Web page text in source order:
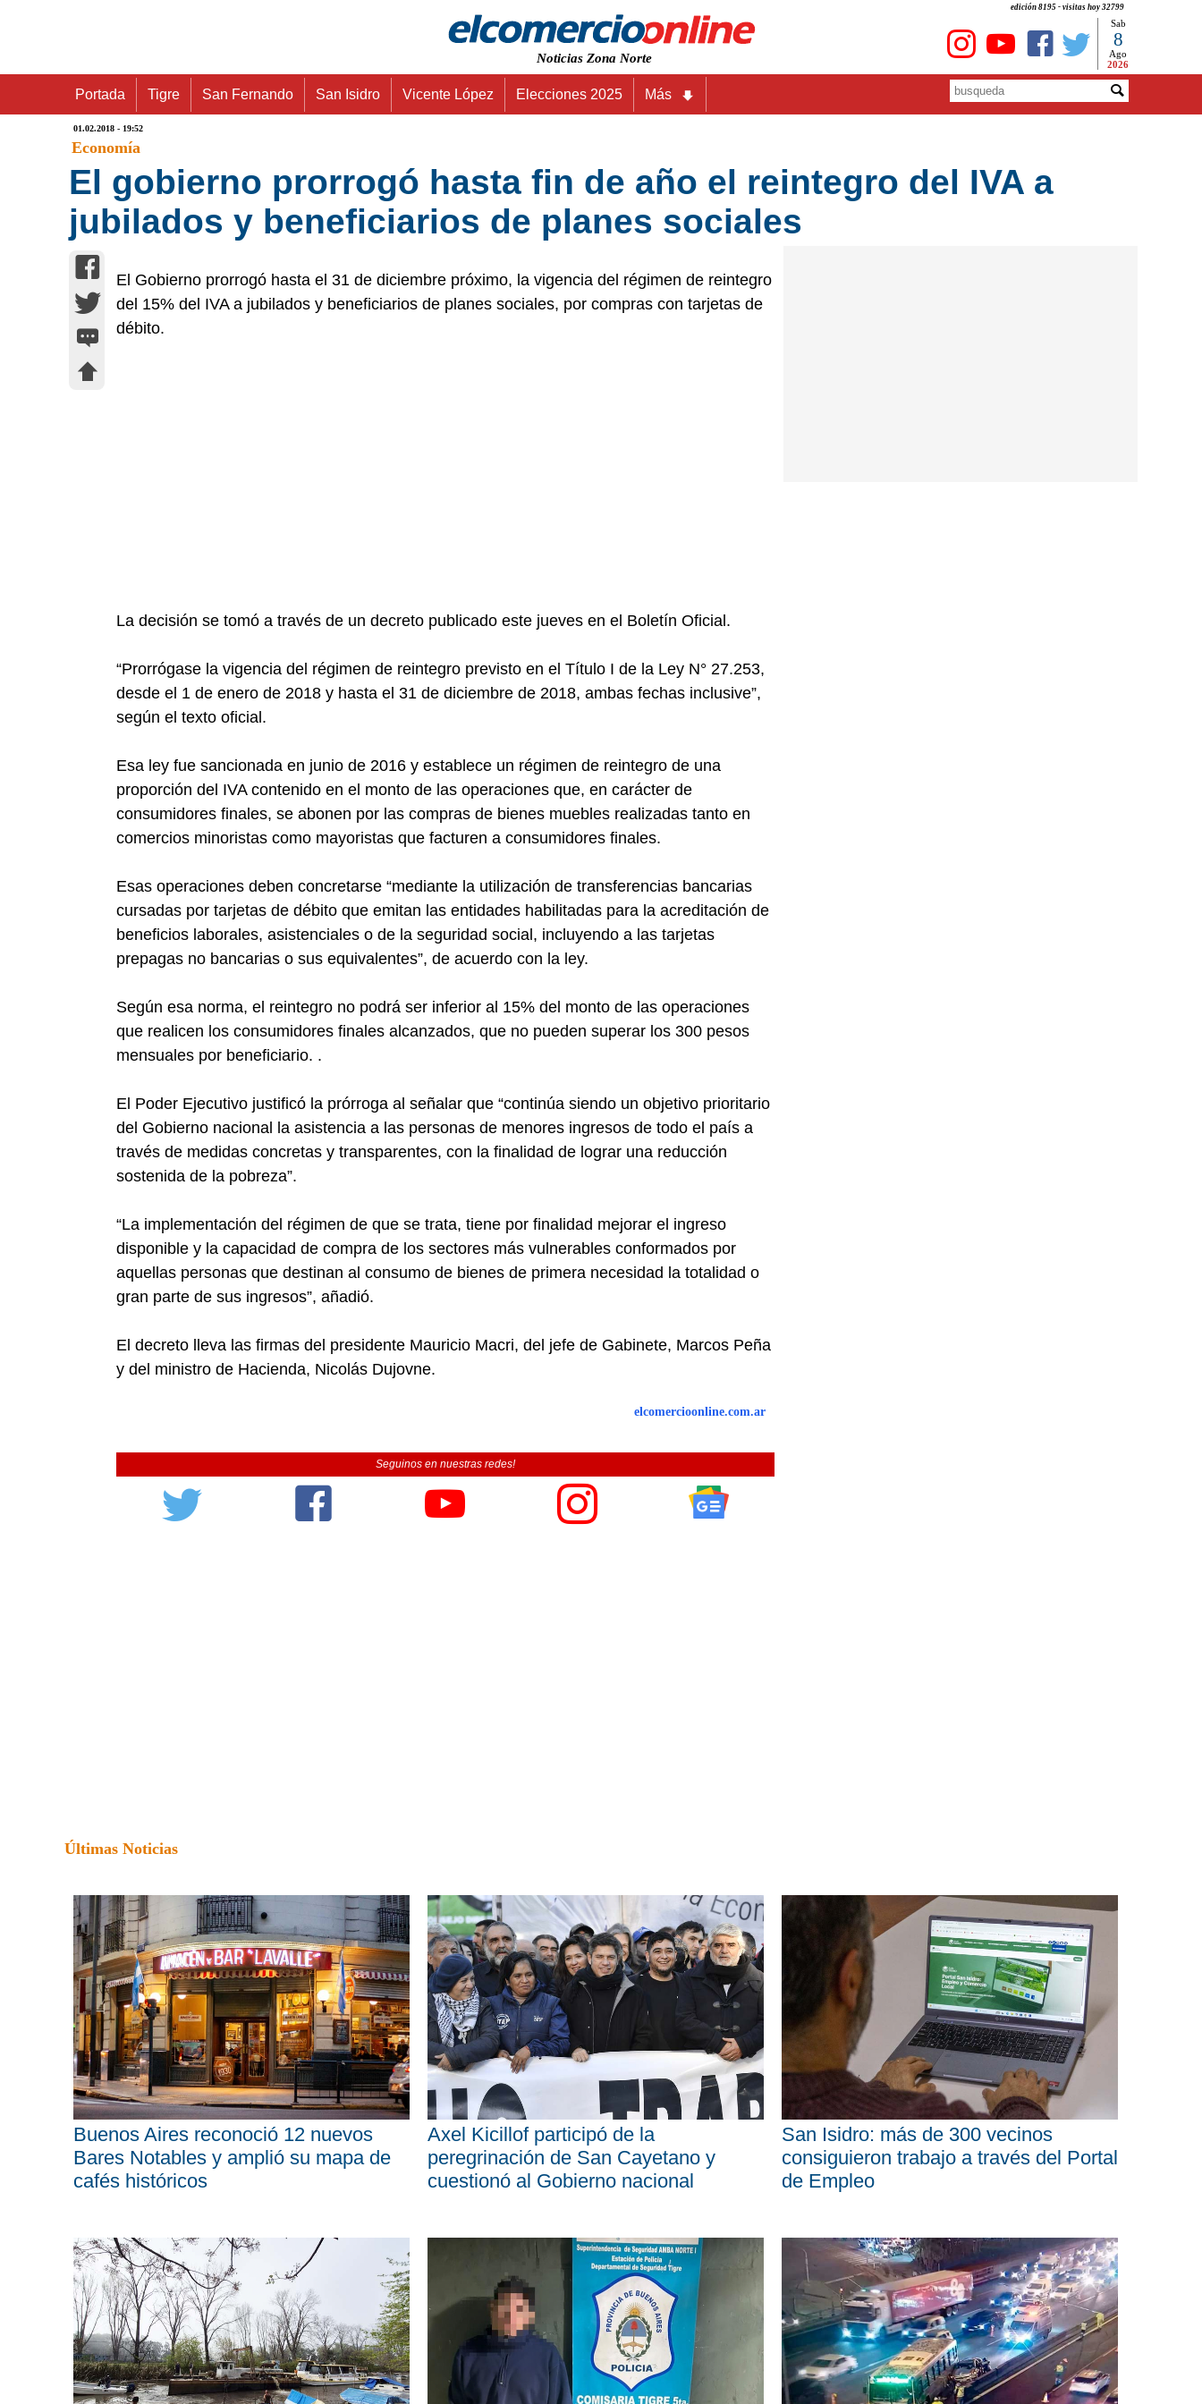
edición 8195 - visitas hoy 32799
Noticias Zona Norte
Sab
8
Ago
2026
Portada Tigre San Fernando San Isidro Vicente López Elecciones 2025 Más
01.02.2018 - 19:52
Economía
El gobierno prorrogó hasta fin de año el reintegro del IVA a
jubilados y beneficiarios de planes sociales
El Gobierno prorrogó hasta el 31 de diciembre próximo, la vigencia del régimen de reintegro
del 15% del IVA a jubilados y beneficiarios de planes sociales, por compras con tarjetas de
débito.
La decisión se tomó a través de un decreto publicado este jueves en el Boletín Oficial.
“Prorrógase la vigencia del régimen de reintegro previsto en el Título I de la Ley N° 27.253,
desde el 1 de enero de 2018 y hasta el 31 de diciembre de 2018, ambas fechas inclusive”,
según el texto oficial.
Esa ley fue sancionada en junio de 2016 y establece un régimen de reintegro de una
proporción del IVA contenido en el monto de las operaciones que, en carácter de
consumidores finales, se abonen por las compras de bienes muebles realizadas tanto en
comercios minoristas como mayoristas que facturen a consumidores finales.
Esas operaciones deben concretarse “mediante la utilización de transferencias bancarias
cursadas por tarjetas de débito que emitan las entidades habilitadas para la acreditación de
beneficios laborales, asistenciales o de la seguridad social, incluyendo a las tarjetas
prepagas no bancarias o sus equivalentes”, de acuerdo con la ley.
Según esa norma, el reintegro no podrá ser inferior al 15% del monto de las operaciones
que realicen los consumidores finales alcanzados, que no pueden superar los 300 pesos
mensuales por beneficiario. .
El Poder Ejecutivo justificó la prórroga al señalar que “continúa siendo un objetivo prioritario
del Gobierno nacional la asistencia a las personas de menores ingresos de todo el país a
través de medidas concretas y transparentes, con la finalidad de lograr una reducción
sostenida de la pobreza”.
“La implementación del régimen de que se trata, tiene por finalidad mejorar el ingreso
disponible y la capacidad de compra de los sectores más vulnerables conformados por
aquellas personas que destinan al consumo de bienes de primera necesidad la totalidad o
gran parte de sus ingresos”, añadió.
El decreto lleva las firmas del presidente Mauricio Macri, del jefe de Gabinete, Marcos Peña
y del ministro de Hacienda, Nicolás Dujovne.
elcomercioonline.com.ar
Seguinos en nuestras redes!
Últimas Noticias
Buenos Aires reconoció 12 nuevos
Bares Notables y amplió su mapa de
cafés históricos
Axel Kicillof participó de la
peregrinación de San Cayetano y
cuestionó al Gobierno nacional
San Isidro: más de 300 vecinos
consiguieron trabajo a través del Portal
de Empleo